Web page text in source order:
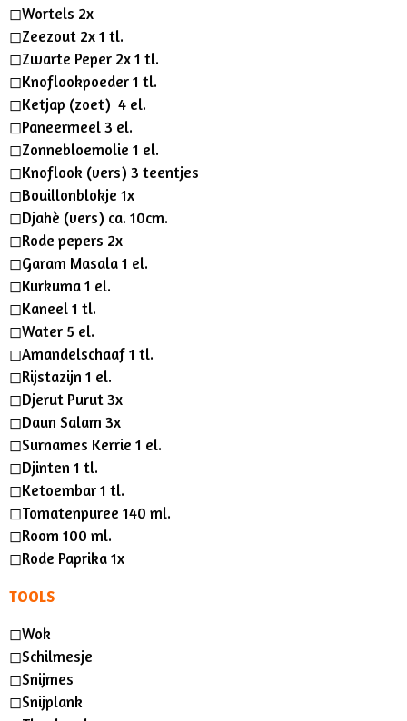
◻︎Wortels 2x
◻︎Zeezout 2x 1 tl.
◻︎Zwarte Peper 2x 1 tl.
◻︎Knoflookpoeder 1 tl.
◻︎Ketjap (zoet) 4 el.
◻︎Paneermeel 3 el.
◻︎Zonnebloemolie 1 el.
◻︎Knoflook (vers) 3 teentjes
◻︎Bouillonblokje 1x
◻︎Djahè (vers) ca. 10cm.
◻︎Rode pepers 2x
◻︎Garam Masala 1 el.
◻︎Kurkuma 1 el.
◻︎Kaneel 1 tl.
◻︎Water 5 el.
◻︎Amandelschaaf 1 tl.
◻︎Rijstazijn 1 el.
◻︎Djerut Purut 3x
◻︎Daun Salam 3x
◻︎Surnames Kerrie 1 el.
◻︎Djinten 1 tl.
◻︎Ketoembar 1 tl.
◻︎Tomatenpuree 140 ml.
◻︎Room 100 ml.
◻︎Rode Paprika 1x
TOOLS
◻︎Wok
◻︎Schilmesje
◻︎Snijmes
◻︎Snijplank